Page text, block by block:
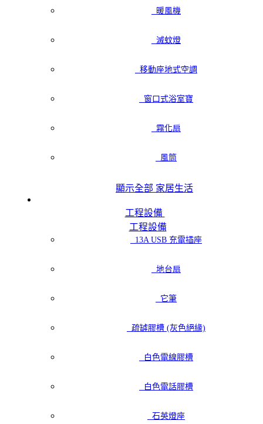
暖風機
滅蚊燈
移動座地式空調
窗口式浴室寶
霧化扇
風筒
顯示全部 家居生活
工程設備
工程設備
13A USB 充電插座
地台扇
它筆
疏罅膠槽 (灰色絕緣)
白色電線膠槽
白色電話膠槽
石英燈座